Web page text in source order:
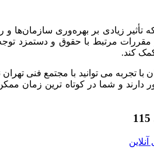
زیادی بر بهره‌وری سازمان‌ها
مرتبط با حقوق و دستمزد
کند.
تجربه می ‌توانید با مجتمع فنی
و شما در کوتاه ترین زمان ممکن